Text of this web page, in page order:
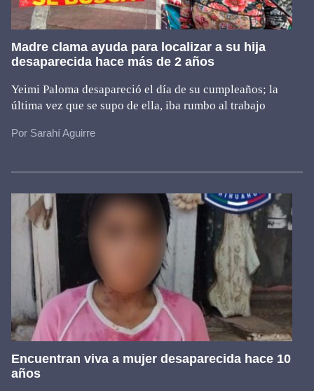
Madre clama ayuda para localizar a su hija
desaparecida hace más de 2 años
Yeimi Paloma desapareció el día de su cumpleaños; la
última vez que se supo de ella, iba rumbo al trabajo
Por Sarahí Aguirre
Encuentran viva a mujer desaparecida hace 10
años